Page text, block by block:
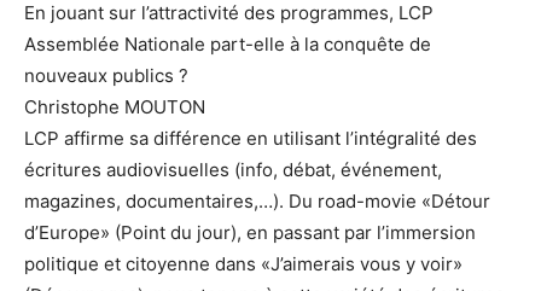
En jouant sur l’attractivité des programmes, LCP
Assemblée Nationale part-elle à la conquête de
nouveaux publics ?
Christophe MOUTON
LCP affirme sa différence en utilisant l’intégralité des
écritures audiovisuelles (info, débat, événement,
magazines, documentaires,…). Du road-movie «Détour
d’Europe» (Point du jour), en passant par l’immersion
politique et citoyenne dans «J’aimerais vous y voir»